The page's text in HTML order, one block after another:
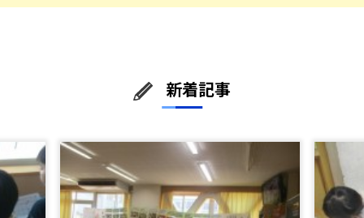
新着記事